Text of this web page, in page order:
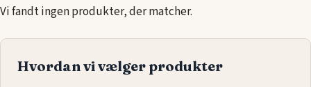
isolering og åndbarhed. Vælg mellem forskellige fyldtyper og
individuelle behov.
Størrelsen 140x220 passer perfekt til enkeltsenge og giver
Vi fandt ingen produkter, der matcher.
Hvordan vi vælger produkter